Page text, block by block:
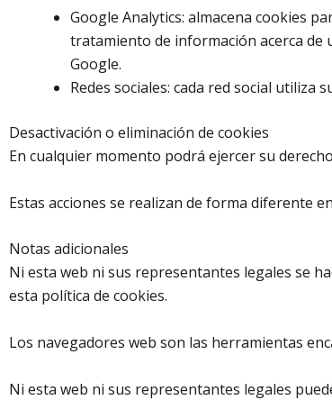
Google Analytics: almacena cookies
tratamiento de información acerca de
Google.
Redes sociales: cada red social
Desactivación o eliminación de cookies
En cualquier momento podrá ejercer su
Estas acciones se realizan de forma diferente
Notas adicionales
Ni esta web ni sus representantes legales se
esta política de cookies.
Los navegadores web son las herramientas
Ni esta web ni sus representantes legales